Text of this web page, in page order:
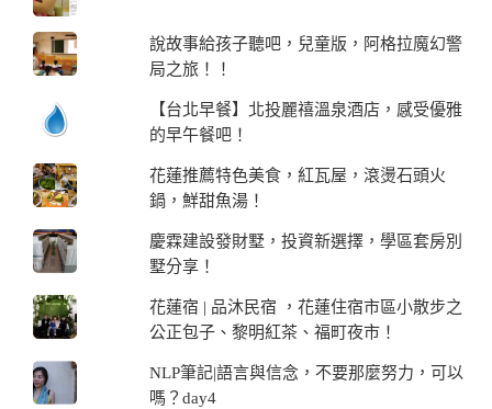
說故事給孩子聽吧，兒童版，阿格拉魔幻警
局之旅！！
【台北早餐】北投麗禧溫泉酒店，感受優雅
的早午餐吧！
花蓮推薦特色美食，紅瓦屋，滾燙石頭火
鍋，鮮甜魚湯！
慶霖建設發財墅，投資新選擇，學區套房別
墅分享！
花蓮宿 | 品沐民宿 ，花蓮住宿市區小散步之
公正包子、黎明紅茶、福町夜市！
NLP筆記|語言與信念，不要那麼努力，可以
嗎？day4